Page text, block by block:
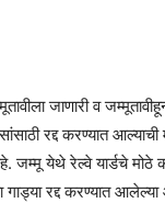
जाणारी व
रद्द करण्यात आल्याची
जम्मू येथे रेल्वे यार्डचे
गाड्या रद्द करण्यात